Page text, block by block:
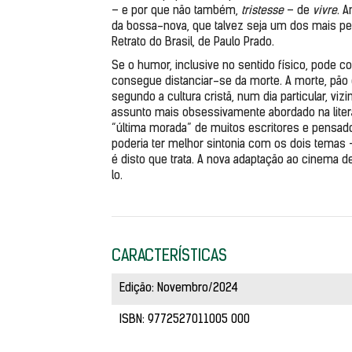
– e por que não também, tristesse – de vivre.
da bossa-nova, que talvez seja um dos mais
Retrato do Brasil, de Paulo Prado.
Se o humor, inclusive no sentido físico, pode
consegue distanciar-se da morte. A morte,
segundo a cultura cristã, num dia particular,
assunto mais obsessivamente abordado na
“última morada” de muitos escritores e
poderia ter melhor sintonia com os dois
é disto que trata. A nova adaptação ao cinema
lo.
CARACTERÍSTICAS
Edição: Novembro/2024
ISBN: 9772527011005 000